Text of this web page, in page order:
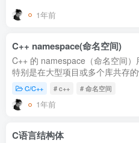
1年前
C++ namespace(命名空间)
C++ 的 namespace（命名空间）
特别是在大型项目或多个库共存
要 namespace？ // 库A void
Lib...
C/C++ # c++ # 命名空间
1年前
C语言结构体